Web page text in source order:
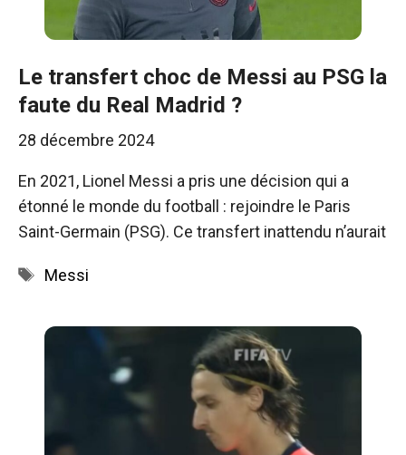
Le transfert choc de Messi au PSG la
faute du Real Madrid ?
28 décembre 2024
En 2021, Lionel Messi a pris une décision qui a
étonné le monde du football : rejoindre le Paris
Saint-Germain (PSG). Ce transfert inattendu n’aurait
Étiquettes
Messi